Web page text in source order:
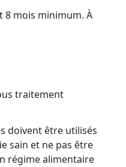
mois minimum. À
traitement
doivent être utilisés
sain et ne pas être
régime alimentaire